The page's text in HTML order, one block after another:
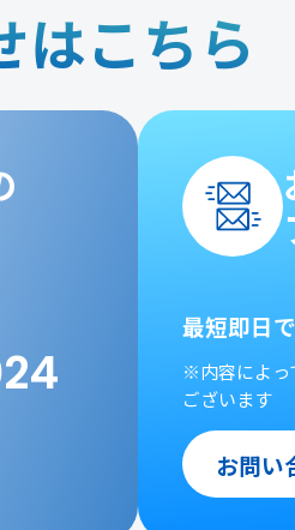
はこちら
最短即日
※内容によっ
ございます
お問い